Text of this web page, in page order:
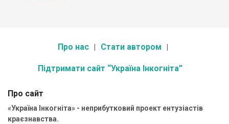
Про нас Стати автором
Підтримати сайт “Україна Інкогніта”
Про сайт
«Україна Інкогніта» - неприбутковий проект ентузіастів
краєзнавства.